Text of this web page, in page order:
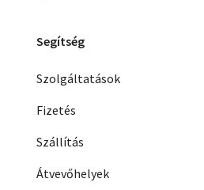
Segítség
Szolgáltatások
Fizetés
Szállítás
Átvevőhelyek